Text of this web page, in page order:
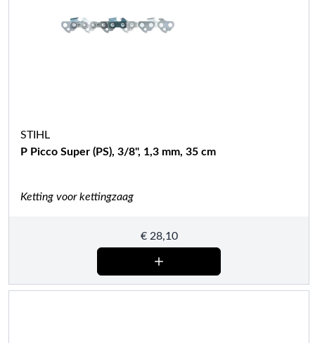
STIHL
P Picco Super (PS), 3/8", 1,3 mm, 35 cm
Ketting voor kettingzaag
€28,10